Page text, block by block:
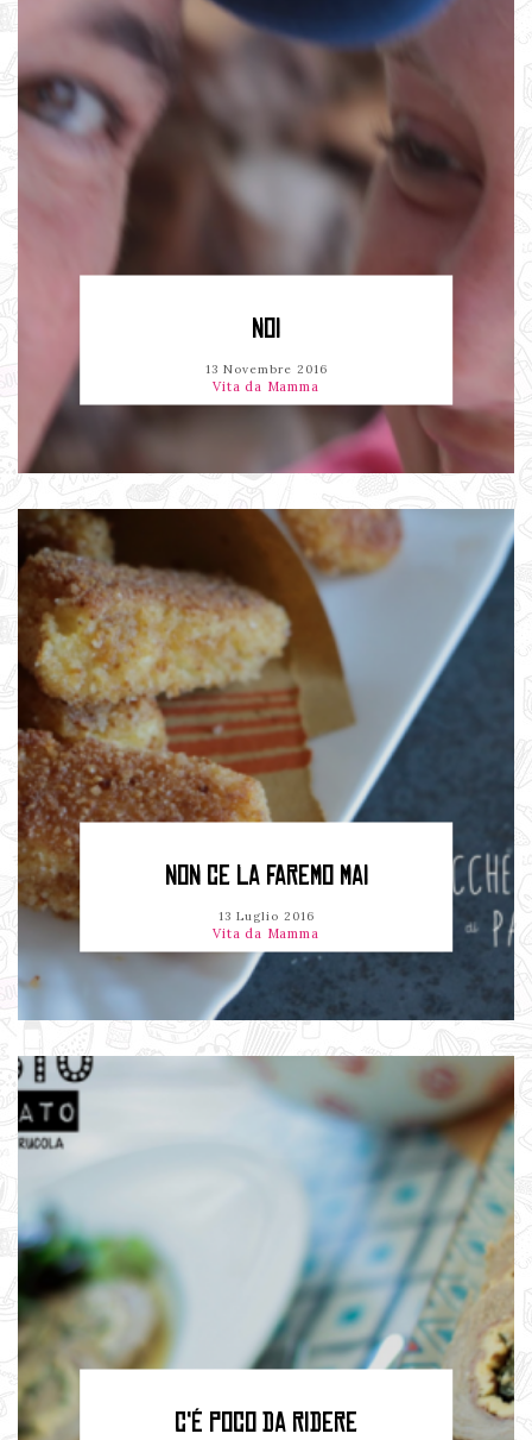
NOI
13 Novembre 2016
Vita da Mamma
NON CE LA FAREMO MAI
13 Luglio 2016
Vita da Mamma
C'É POCO DA RIDERE